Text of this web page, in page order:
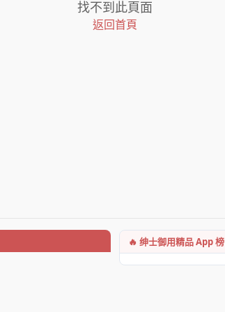
找不到此頁面
返回首頁
🔥 绅士御用精品 App 榜